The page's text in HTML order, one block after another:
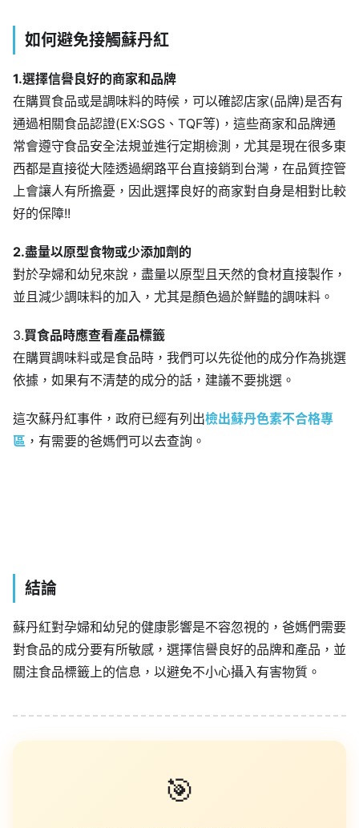
如何避免接觸蘇丹紅
1.選擇信譽良好的商家和品牌
在購買食品或是調味料的時候，可以確認店家(品牌)是否有
通過相關食品認證(EX:SGS、TQF等)，這些商家和品牌通
常會遵守食品安全法規並進行定期檢測，尤其是現在很多東
西都是直接從大陸透過網路平台直接銷到台灣，在品質控管
上會讓人有所擔憂，因此選擇良好的商家對自身是相對比較
好的保障!!
2.盡量以原型食物或少添加劑的
對於孕婦和幼兒來說，盡量以原型且天然的食材直接製作，
並且減少調味料的加入，尤其是顏色過於鮮豔的調味料。
3.買食品時應查看產品標籤
在購買調味料或是食品時，我們可以先從他的成分作為挑選
依據，如果有不清楚的成分的話，建議不要挑選。
這次蘇丹紅事件，政府已經有列出檢出蘇丹色素不合格專
區 ，有需要的爸媽們可以去查詢。
結論
蘇丹紅對孕婦和幼兒的健康影響是不容忽視的，爸媽們需要
對食品的成分要有所敏感，選擇信譽良好的品牌和產品，並
關注食品標籤上的信息，以避免不小心攝入有害物質。
🎯